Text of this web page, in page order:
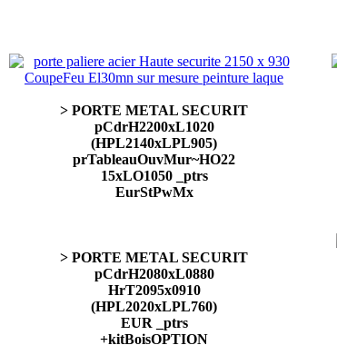
> PORTE METAL SECURIT
pCdrH2200xL1020
(HPL2140xLPL905)
prTableauOuvMur~HO22
15xLO1050 _ptrs
EurStPwMx
> PORTE METAL SECURIT
pCdrH2080xL0880
HrT2095x0910
(HPL2020xLPL760)
EUR _ptrs
+kitBoisOPTION